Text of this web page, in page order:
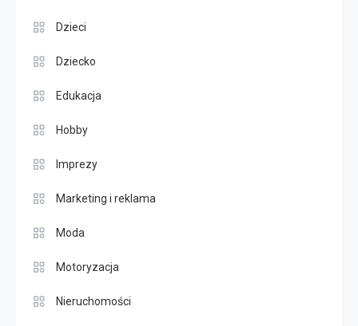
Dzieci
Dziecko
Edukacja
Hobby
Imprezy
Marketing i reklama
Moda
Motoryzacja
Nieruchomości